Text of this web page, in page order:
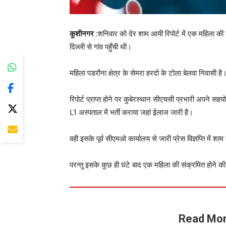
कुशीनगर:शनिवार को देर शाम आयी रिपोर्ट में एक महिला
दिल्ली से गांव पहुँची थी।
महिला पडरौना क्षेत्र के सेमरा हरदो के टोला बेलवा निवासी
रिपोर्ट प्राप्त होने पर कुबेरस्थान सीएचसी प्रभारी अपने
L1 अस्पताल में भर्ती कराया जहां ईलाज जारी है।
वही इसके पूर्व सीएमओ कार्यालय से जारी प्रेस विज्ञप्ति में
परन्तु इसके कुछ ही घंटे बाद एक महिला की संक्रमित होने की
Read